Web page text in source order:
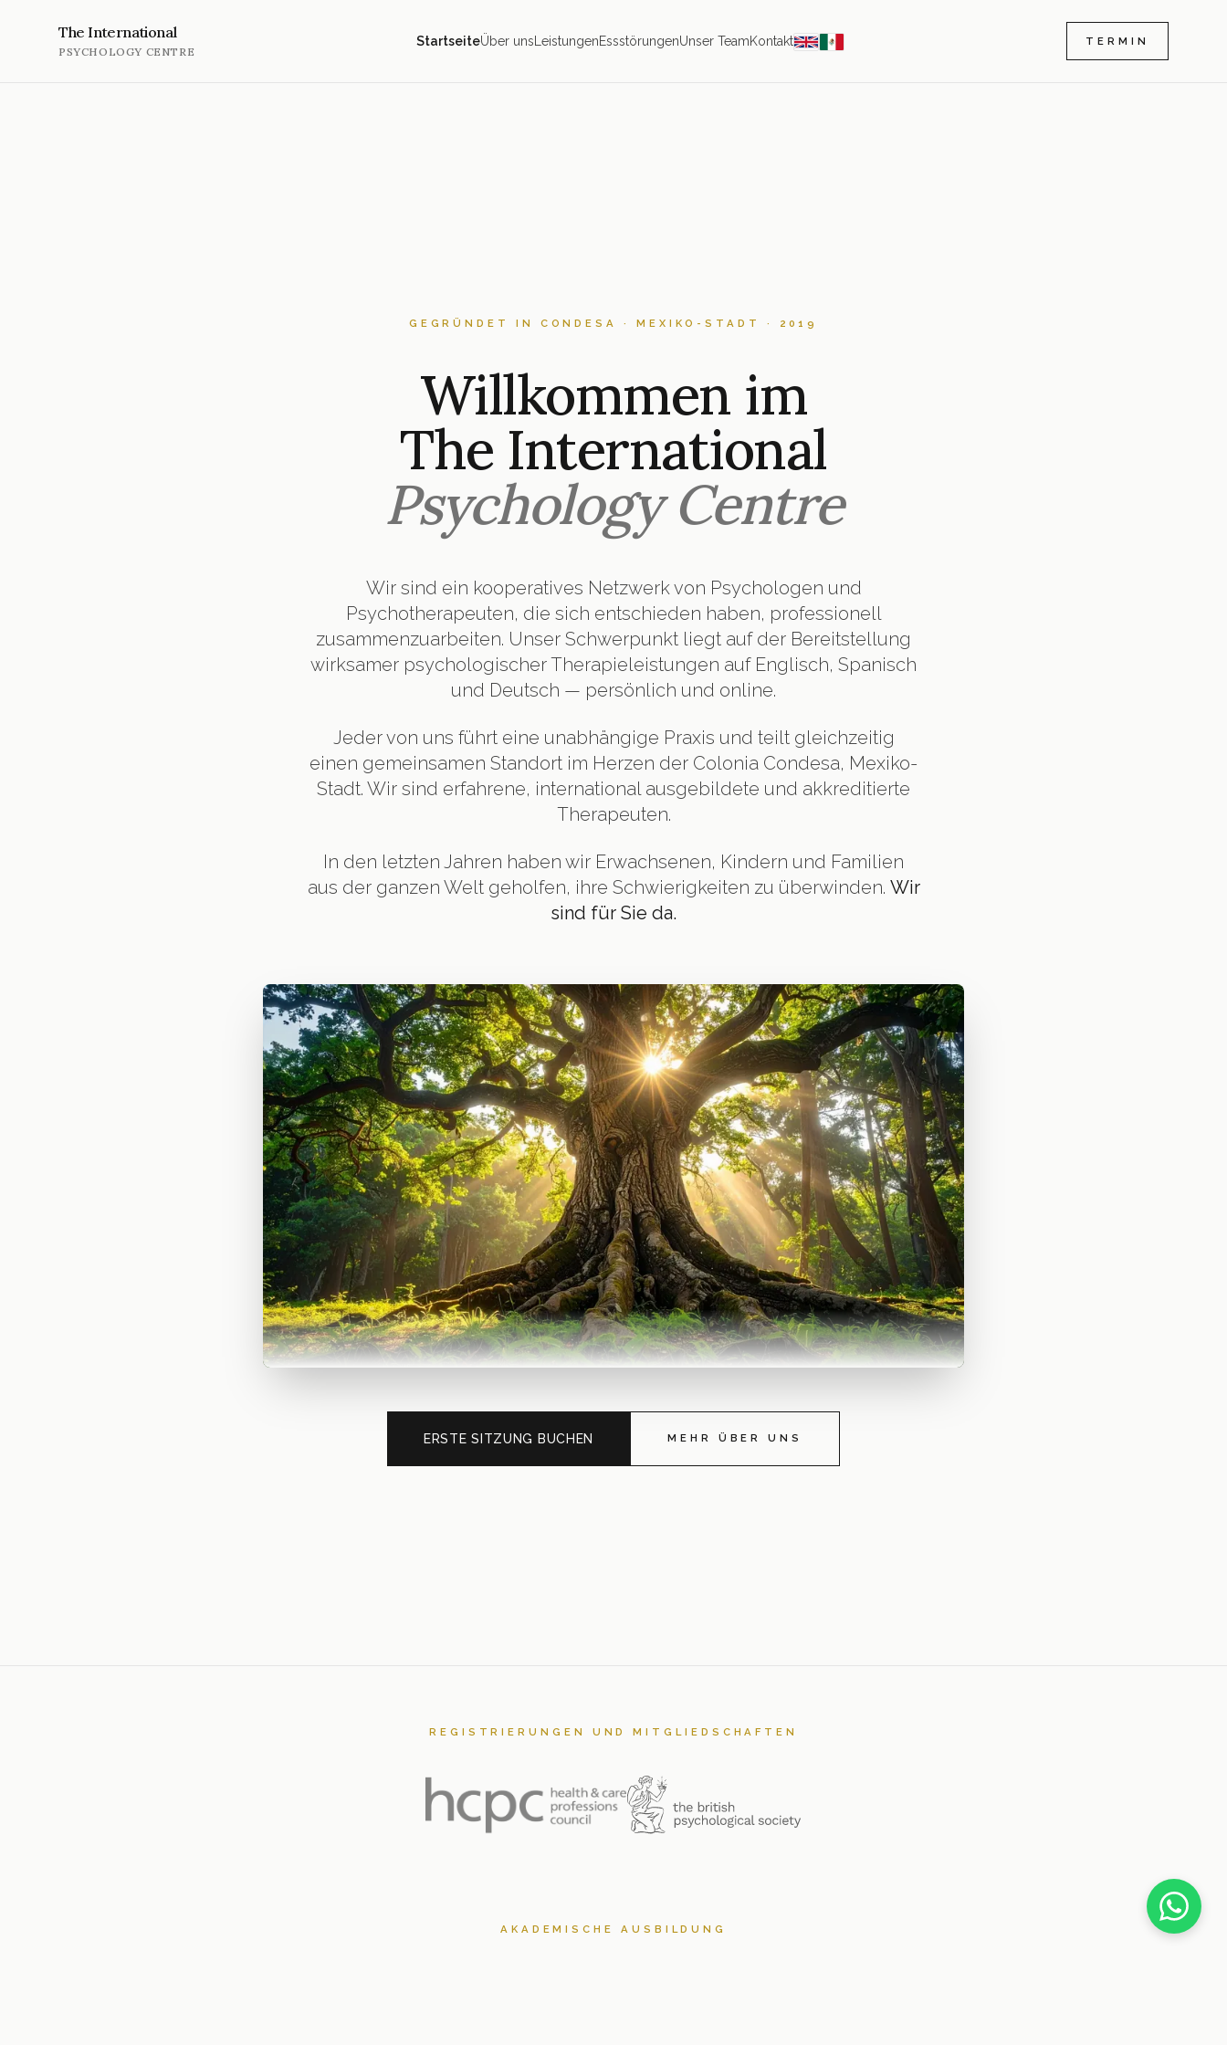
The International
PSYCHOLOGY CENTRE
StartseiteÜber uns LeistungenEssstörungenUnser TeamKontakt TERMIN
GEGRÜNDET IN CONDESA · MEXIKO-STADT · 2019
Willkommen im
The International
Psychology Centre
Wir sind ein kooperatives Netzwerk von Psychologen und
Psychotherapeuten, die sich entschieden haben, professionell
zusammenzuarbeiten. Unser Schwerpunkt liegt auf der Bereitstellung
wirksamer psychologischer Therapieleistungen auf Englisch, Spanisch
und Deutsch — persönlich und online.
Jeder von uns führt eine unabhängige Praxis und teilt gleichzeitig
einen gemeinsamen Standort im Herzen der Colonia Condesa, Mexiko-
Stadt. Wir sind erfahrene, international ausgebildete und akkreditierte
Therapeuten.
In den letzten Jahren haben wir Erwachsenen, Kindern und Familien
aus der ganzen Welt geholfen, ihre Schwierigkeiten zu überwinden. Wir
sind für Sie da.
ERSTE SITZUNG BUCHEN MEHR ÜBER UNS
REGISTRIERUNGEN UND MITGLIEDSCHAFTEN
AKADEMISCHE AUSBILDUNG